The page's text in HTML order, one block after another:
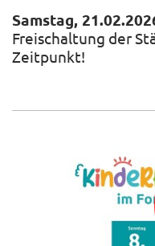
Samstag,
Freischaltung der
Zeitpunkt!